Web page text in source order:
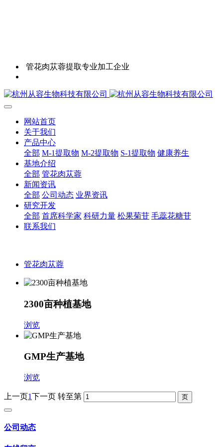
管花肉苁蓉提取专业加工企业
网站首页
关于我们
产品中心
全部 M-1提取物 M-2提取物 S-1提取物 健康养生
基地介绍
全部 管花肉苁蓉
新闻资讯
全部 公司动态 业界资讯
研究开发
全部 首席科学家 科研力量 松果菊苷 毛蕊花糖苷
联系我们
管花肉苁蓉
2300亩种植基地
浏览
GMP生产基地
浏览
上一页1下一页 转至第
公司动态